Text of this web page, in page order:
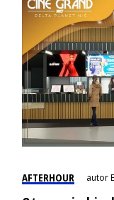
AFTERHOUR autor